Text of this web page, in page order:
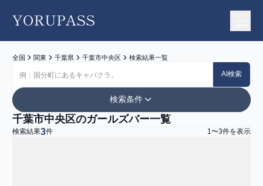
YORUPASS
全国 関東 千葉県 千葉市中央区 検索結果一覧
AI検索
検索条件
エリア
千葉市中央区のガールズバー一覧
検索結果3件 1 〜3件を表示